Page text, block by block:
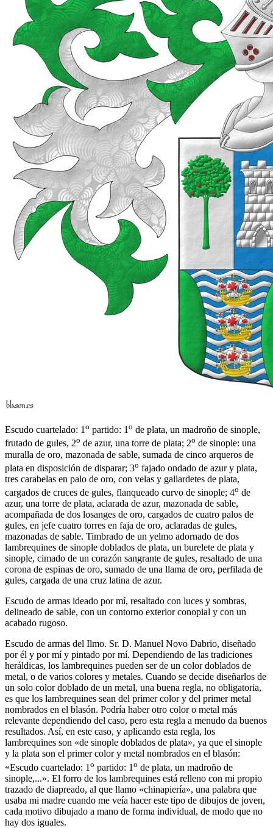
Escudo cuartelado: 1 o partido: 1 o de plata, un madroño de sinople,
frutado de gules, 2o de azur, una torre de plata; 2o de sinople: una
muralla de oro, mazonada de sable, sumada de cinco arqueros de
plata en disposición de disparar; 3o fajado ondado de azur y plata,
tres carabelas en palo de oro, con velas y gallardetes de plata,
cargados de cruces de gules, flanqueado curvo de sinople; 4o de
azur, una torre de plata, aclarada de azur, mazonada de sable,
acompañada de dos losanges de oro, cargados de cuatro palos de
gules, en jefe cuatro torres en faja de oro, aclaradas de gules,
mazonadas de sable. Timbrado de un yelmo adornado de dos
lambrequines de sinople doblados de plata, un burelete de plata y
sinople, cimado de un corazón sangrante de gules, resaltado de una
corona de espinas de oro, sumado de una llama de oro, perfilada de
gules, cargada de una cruz latina de azur.
Escudo de armas ideado por mí, resaltado con luces y sombras,
delineado de sable, con un contorno exterior conopial y con un
acabado rugoso.
Escudo de armas del Ilmo. Sr. D. Manuel Novo Dabrio, diseñado
por él y por mí y pintado por mí. Dependiendo de las tradiciones
heráldicas, los lambrequines pueden ser de un color doblados de
metal, o de varios colores y metales. Cuando se decide diseñarlos de
un solo color doblado de un metal, una buena regla, no obligatoria,
es que los lambrequines sean del primer color y del primer metal
nombrados en el blasón. Podría haber otro color o metal más
relevante dependiendo del caso, pero esta regla a menudo da buenos
resultados. Así, en este caso, y aplicando esta regla, los
lambrequines son «de sinople doblados de plata», ya que el sinople
y la plata son el primer color y metal nombrados en el blasón:
«Escudo cuartelado: 1 o partido: 1 o de plata, un madroño de
sinople,...». El forro de los lambrequines está relleno con mi propio
trazado de diapreado, al que llamo «chinapiería», una palabra que
usaba mi madre cuando me veía hacer este tipo de dibujos de joven,
cada motivo dibujado a mano de forma individual, de modo que no
hay dos iguales.